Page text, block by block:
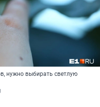
нужно выбирать светлую